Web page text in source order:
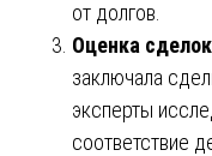
от долгов.
Оценка
заключала
эксперты
соответствие